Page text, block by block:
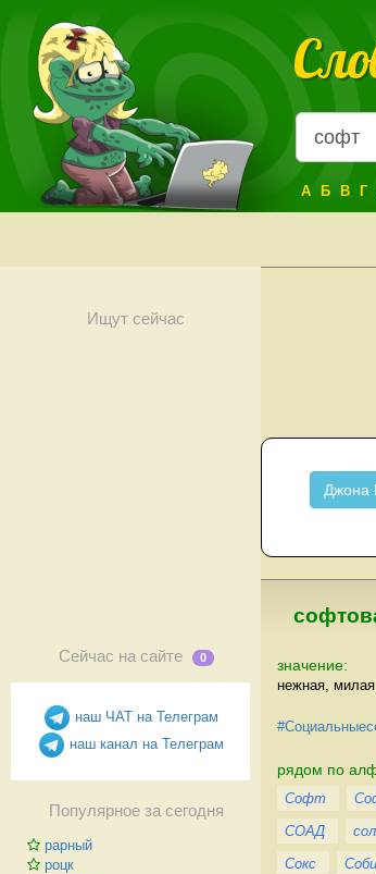
А Б В Г
Ищут сейчас
Сейчас на сайте 0
наш ЧАТ на Телеграм
наш канал на Телеграм
Популярное за сегодня
рарный
роцк
Джона
значение:
нежная,
рядом по
Софт
СОАД
Сокс